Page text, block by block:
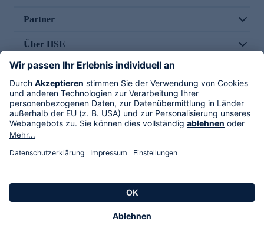
Partner
Über HSE
Im TV
HSE International